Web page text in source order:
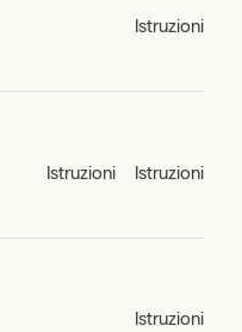
Istruzioni
Istruzioni Istruzioni
Istruzioni